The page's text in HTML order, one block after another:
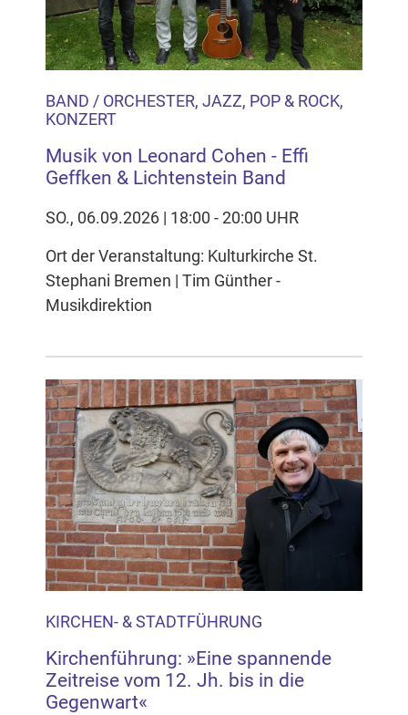
BAND / ORCHESTER, JAZZ, POP & ROCK,
KONZERT
Musik von Leonard Cohen - Effi
Geffken & Lichtenstein Band
SO., 06.09.2026 | 18:00 - 20:00 UHR
Ort der Veranstaltung: Kulturkirche St.
Stephani Bremen | Tim Günther -
Musikdirektion
KIRCHEN- & STADTFÜHRUNG
Kirchenführung: »Eine spannende
Zeitreise vom 12. Jh. bis in die
Gegenwart«